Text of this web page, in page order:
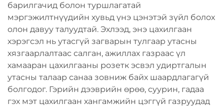
барилгачид болон туршлагатай
мэргэжилтнүүдийн хувьд үнэ цэнэтэй зүйл болох
олон давуу талуудтай. Эхлээд, энэ цахилгаан
хэрэгсэл нь утасгүй загварын тулгаар утасны
хязгаарлалтаас салган, ажиллах газраас үл
хамааран цахилгааны розетк эсвэл удиртгалын
утасны талаар санаа зовниж байх шаардлагагүй
болгодог. Гэрийн дээврийн өрөө, суурин, гадаа
гэх мэт цахилгаан хангамжийн цэггүй газруудад